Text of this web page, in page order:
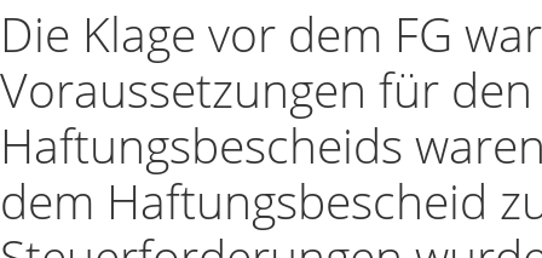
Die Klage vor dem FG
Voraussetzungen für
Haftungsbescheids
dem Haftungsbescheid